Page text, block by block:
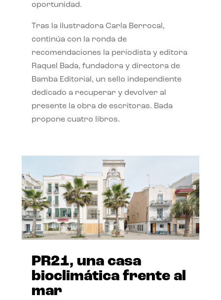
oportunidad.
Tras la ilustradora Carla Berrocal,
continúa con la ronda de
recomendaciones la periodista y editora
Raquel Bada, fundadora y directora de
Bamba Editorial, un sello independiente
dedicado a recuperar y devolver al
presente la obra de escritoras. Bada
propone cuatro libros.
PR21, una casa
bioclimática frente al
mar